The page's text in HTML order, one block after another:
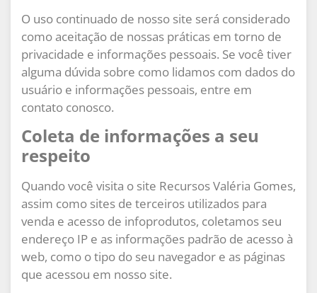
O uso continuado de nosso site será considerado
como aceitação de nossas práticas em torno de
privacidade e informações pessoais. Se você tiver
alguma dúvida sobre como lidamos com dados do
usuário e informações pessoais, entre em
contato conosco.
Coleta de informações a seu
respeito
Quando você visita o site Recursos Valéria Gomes,
assim como sites de terceiros utilizados para
venda e acesso de infoprodutos, coletamos seu
endereço IP e as informações padrão de acesso à
web, como o tipo do seu navegador e as páginas
que acessou em nosso site.